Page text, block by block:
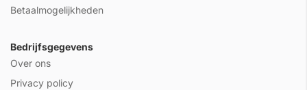
Betaalmogelijkheden
Bedrijfsgegevens
Over ons
Privacy policy